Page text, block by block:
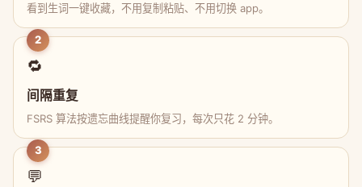
看到生词一键收藏，不用复制粘贴、不用切换 app。
2
🔁
间隔重复
FSRS 算法按遗忘曲线提醒你复习，每次只花 2 分钟。
3
💬